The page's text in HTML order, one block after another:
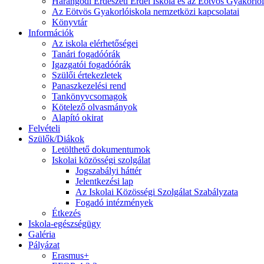
Az Eötvös Gyakorlóiskola nemzetközi kapcsolatai
Könyvtár
Információk
Az iskola elérhetőségei
Tanári fogadóórák
Igazgatói fogadóórák
Szülői értekezletek
Panaszkezelési rend
Tankönyvcsomagok
Kötelező olvasmányok
Alapító okirat
Felvételi
Szülők/Diákok
Letölthető dokumentumok
Iskolai közösségi szolgálat
Jogszabályi háttér
Jelentkezési lap
Az Iskolai Közösségi Szolgálat Szabályzata
Fogadó intézmények
Étkezés
Iskola-egészségügy
Galéria
Pályázat
Erasmus+